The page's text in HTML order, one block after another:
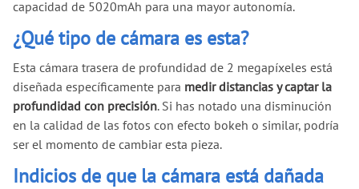
capacidad de 5020mAh para una mayor autonomía.
¿Qué tipo de cámara es esta?
Esta cámara trasera de profundidad de 2 megapíxeles está
diseñada específicamente para medir distancias y captar la
profundidad con precisión. Si has notado una disminución
en la calidad de las fotos con efecto bokeh o similar, podría
ser el momento de cambiar esta pieza.
Indicios de que la cámara está dañada